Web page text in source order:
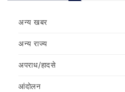
अन्य खबर
अन्य राज्य
अपराध/हादसे
आंदोलन